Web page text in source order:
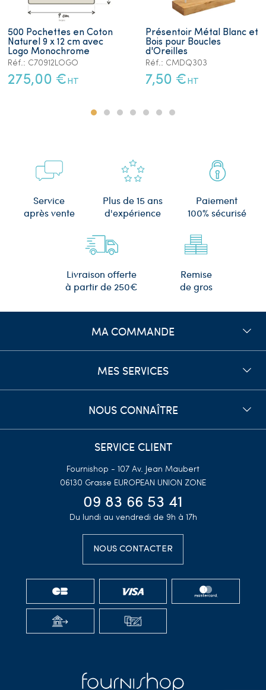
500 Pochettes en Coton
Naturel 9 x 12 cm avec
Logo Monochrome
Réf.: C70912LOGO
275,00 € HT
Présentoir Métal Blanc et
Bois pour Boucles
d'Oreilles
Réf.: CMDQ303
7,50 € HT
Service
après vente
Plus de 15 ans
d'expérience
Paiement
100% sécurisé
Livraison offerte
à partir de 250€
Remise
de gros
MA COMMANDE
MES SERVICES
NOUS CONNAÎTRE
SERVICE CLIENT
Fournishop - 107 Av. Jean Maubert
06130 Grasse EUROPEAN UNION ZONE
09 83 66 53 41
Du lundi au vendredi de 9h à 17h
NOUS CONTACTER